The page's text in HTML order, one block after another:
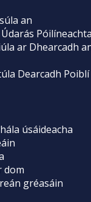
an
Póilíneachta
ar Dhearcadh
Dearcadh Poiblí
úsáideacha
dom
gréasáin